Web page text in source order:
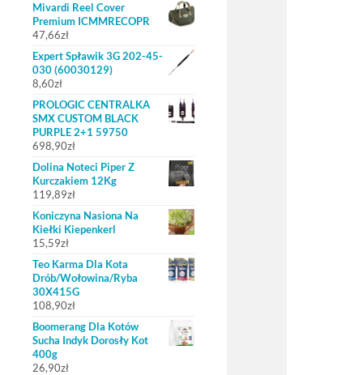
Mivardi Reel Cover
Premium ICMMRECOPR
47,66zł
Expert Spławik 3G 202-45-
030 (60030129)
8,60zł
PROLOGIC CENTRALKA
SMX CUSTOM BLACK
PURPLE 2+1 59750
698,90zł
Dolina Noteci Piper Z
Kurczakiem 12Kg
119,89zł
Koniczyna Nasiona Na
Kiełki Kiepenkerl
15,59zł
Teo Karma Dla Kota
Drób/Wołowina/Ryba
30X415G
108,90zł
Boomerang Dla Kotów
Sucha Indyk Dorosły Kot
400g
26,90zł